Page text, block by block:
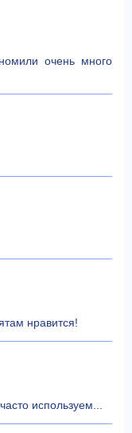
очень много
нравится!
используем...